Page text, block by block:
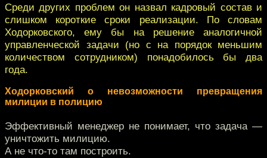
Среди других проблем он назвал кадровый состав и
слишком короткие сроки реализации. По словам
Ходорковского, ему бы на решение аналогичной
управленческой задачи (но с на порядок меньшим
количеством сотрудником) понадобилось бы два
года.
Ходорковский о невозможности превращения
милиции в полицию
Эффективный менеджер не понимает, что задача —
уничтожить милицию.
А не что-то там построить.